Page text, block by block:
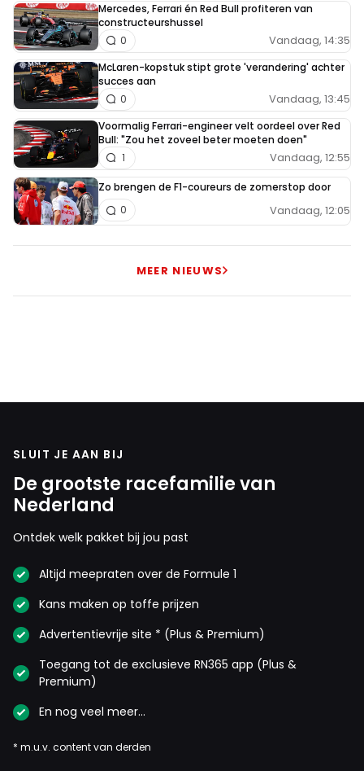
Mercedes, Ferrari én Red Bull profiteren van
constructeurshussel
Vandaag, 14:35
0
McLaren-kopstuk stipt grote 'verandering' achter
succes aan
Vandaag, 13:45
0
Voormalig Ferrari-engineer velt oordeel over Red
Bull: "Zou het zoveel beter moeten doen"
Vandaag, 12:55
1
Zo brengen de F1-coureurs de zomerstop door
Vandaag, 12:05
0
MEER NIEUWS
SLUIT JE AAN BIJ
De grootste racefamilie van
Nederland
Ontdek welk pakket bij jou past
Altijd meepraten over de Formule 1
Kans maken op toffe prijzen
Advertentievrije site * (Plus & Premium)
Toegang tot de exclusieve RN365 app (Plus &
Premium)
En nog veel meer…
* m.u.v. content van derden